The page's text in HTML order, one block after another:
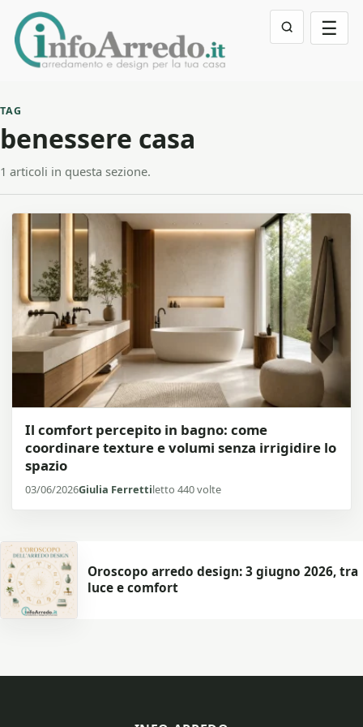
☰
TAG
benessere casa
1 articoli in questa sezione.
Il comfort percepito in bagno: come
coordinare texture e volumi senza irrigidire lo
spazio
03/06/2026Giulia Ferrettiletto 440 volte
Oroscopo arredo design: 3 giugno 2026, tra
luce e comfort